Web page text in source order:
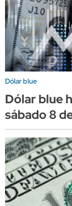
Dólar blue
Dólar blue
sábado 8